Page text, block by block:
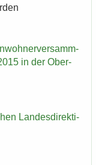
in der Ober­
Lan­des­di­rek­ti­